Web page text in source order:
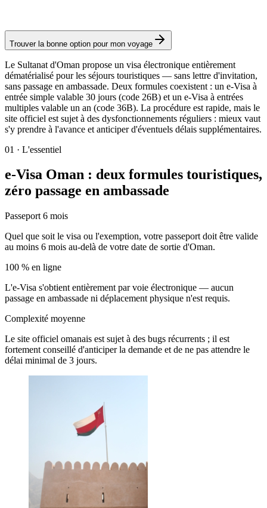
Trouver la bonne option pour mon voyage
Le Sultanat d'Oman propose un visa électronique entièrement
dématérialisé pour les séjours touristiques — sans lettre d'invitation,
sans passage en ambassade. Deux formules coexistent : un e-Visa à
entrée simple valable 30 jours (code 26B) et un e-Visa à entrées
multiples valable un an (code 36B). La procédure est rapide, mais le
site officiel est sujet à des dysfonctionnements réguliers : mieux vaut
s'y prendre à l'avance et anticiper d'éventuels délais supplémentaires.
01 · L'essentiel
e-Visa Oman : deux formules touristiques,
zéro passage en ambassade
Passeport 6 mois
Quel que soit le visa ou l'exemption, votre passeport doit être valide
au moins 6 mois au-delà de votre date de sortie d'Oman.
100 % en ligne
L'e-Visa s'obtient entièrement par voie électronique — aucun
passage en ambassade ni déplacement physique n'est requis.
Complexité moyenne
Le site officiel omanais est sujet à des bugs récurrents ; il est
fortement conseillé d'anticiper la demande et de ne pas attendre le
délai minimal de 3 jours.